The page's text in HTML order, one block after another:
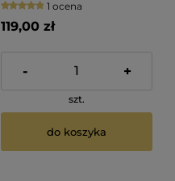
1 ocena
119,00 zł
- +
szt.
do koszyka